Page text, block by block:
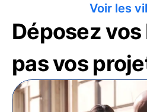
Voir les
Déposez
pas vos